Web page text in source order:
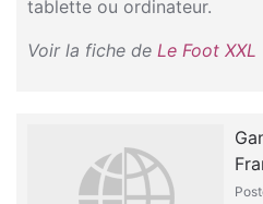
tablette ou ordinateur.
Voir la fiche de Le Foot XXL